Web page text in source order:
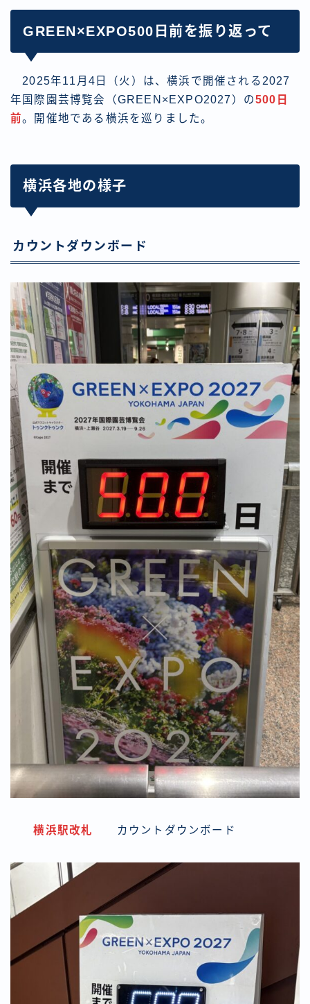
GREEN×EXPO500日前を振り返って
2025年11月4日（火）は、横浜で開催される2027
年国際園芸博覧会（GREEN×EXPO2027）の500日
前。開催地である横浜を巡りました。
横浜各地の様子
カウントダウンボード
横浜駅改札 カウントダウンボード